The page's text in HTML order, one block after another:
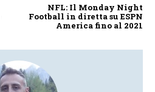
NFL: Il Monday Night
Football in diretta su ESPN
America fino al 2021